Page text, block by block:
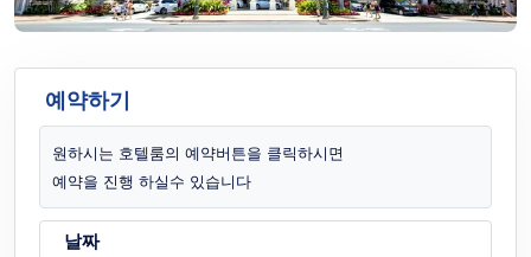
예약하기
원하시는 호텔룸의 예약버튼을 클릭하시면
예약을 진행 하실수 있습니다
날짜